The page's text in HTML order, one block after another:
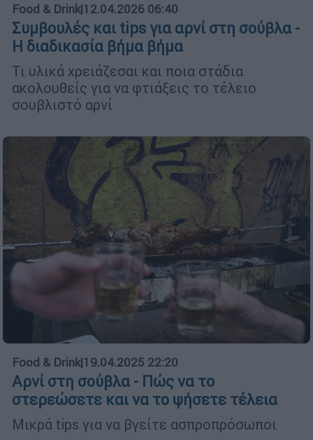
Food & Drink|12.04.2026 06:40
Συμβουλές και tips για αρνί στη σούβλα -
Η διαδικασία βήμα βήμα
Τι υλικά χρειάζεσαι και ποια στάδια
ακολουθείς για να φτιάξεις το τέλειο
σουβλιστό αρνί
Food & Drink|19.04.2025 22:20
Αρνί στη σούβλα - Πώς να το
στερεώσετε και να το ψήσετε τέλεια
Μικρά tips για να βγείτε ασπροπρόσωποι